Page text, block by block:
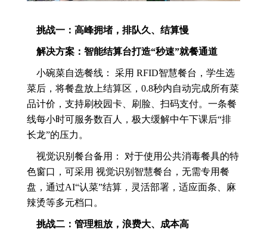
挑战一：高峰拥堵，排队久、结算慢
解决方案：智能结算台打造“秒速”就餐通道
小碗菜自选餐线： 采用 RFID智慧餐台，学生选
菜后，将餐盘放上结算区，0.8秒内自动完成所有菜
品计价，支持刷校园卡、刷脸、扫码支付。一条餐
线每小时可服务数百人，极大缓解中午下课后“排
长龙”的压力。
视觉识别餐台备用： 对于使用公共消毒餐具的特
色窗口，可采用 视觉识别智慧餐台，无需专用餐
盘，通过AI“认菜”结算，灵活部署，适应面条、麻
辣烫等多元档口。
挑战二：管理粗放，浪费大、成本高